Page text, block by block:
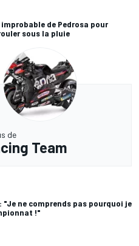
de Pedrosa pour
sous la pluie
de
Team
"Je ne comprends pas pourquoi je
!"